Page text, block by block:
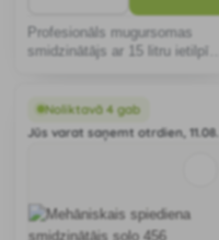
Profesionāls mugursomas
smidzinātājs ar 15 litru ietilpīgu
Noliktavā 4 gab
Jūs varat saņemt otrdien, 11.08.